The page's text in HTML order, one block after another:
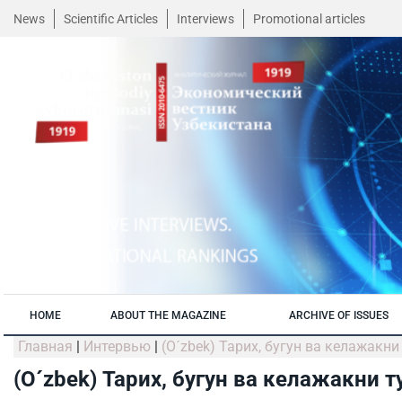
News Scientific Articles Interviews Promotional articles
HOME ABOUT THE MAGAZINE ARCHIVE OF ISSUES
Главная | Интервью | (O´zbek) Тарих, бугун ва
(O´zbek) Тарих, бугун ва келажакни